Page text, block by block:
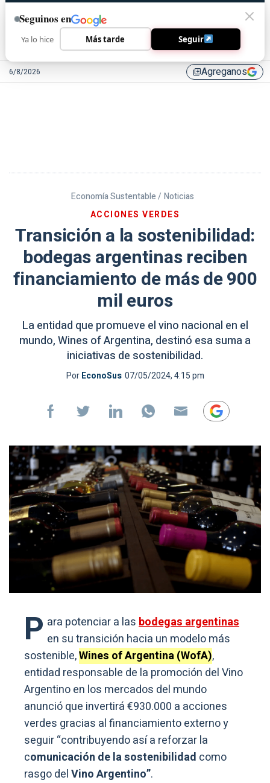
6/8/2026 library_addAgreganos
Economía Sustentable / Noticias
ACCIONES VERDES
Transición a la sostenibilidad:
bodegas argentinas reciben
financiamiento de más de 900
mil euros
La entidad que promueve el vino nacional en el
mundo, Wines of Argentina, destinó esa suma a
iniciativas de sostenibilidad.
PorEconoSus 07/05/2024, 4:15 pm
P ara potenciar a lasbodegas argentinas
en su transición hacia un modelo más
sostenible,Wines of Argentina (WofA),
entidad responsable de la promoción del Vino
Argentino en los mercados del mundo
anunció que invertirá €930.000 a acciones
verdes gracias al financiamiento externo y
seguir “contribuyendo así a reforzar la
comunicación de la sostenibilidad como
rasgo delVino Argentino”.
Seguinos en
Ya lo hice Más tarde Seguir